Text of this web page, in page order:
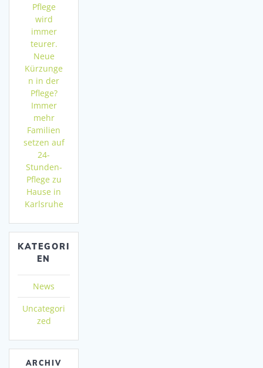
Pflege
wird
immer
teurer.
Neue
Kürzunge
n in der
Pflege?
Immer
mehr
Familien
setzen auf
24-
Stunden-
Pflege zu
Hause in
Karlsruhe
KATEGORI
EN
News
Uncategori
zed
ARCHIV